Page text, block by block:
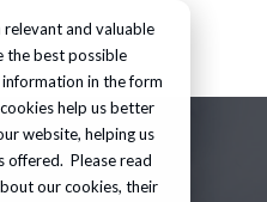
and valuable
the best possible
in the form
help us better
website, helping us
offered. Please read
our cookies, their